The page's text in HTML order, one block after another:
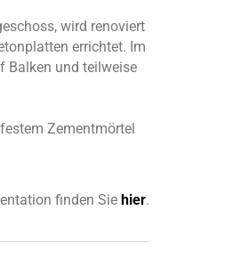
wird renoviert
errichtet. Im
Balken und teilweise
Zementmörtel
finden Sie hier.